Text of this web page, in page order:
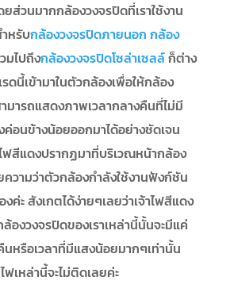
ยส่วนมากกล้องวงจรปิดที่เราใช้งาน
หรับกล้องวงจรปิดภายนอก กล้อง
มไปถึงกล้องวงจรปิดโซล่าเซลล์ก็ต่าง
ดนี้เข้ามาในตัวกล้องเพื่อให้กล้อง
มารถแสดงภาพเวลากลางคืนที่ไม่มี
ค่อนข้างน้อยออกมาได้อย่างชัดเจน
ฟสีแดงปรากฏมาที่บริเวณหน้ากล้อง
ความว่าตัวกล้องกำลังใช้งานฟังก์ชัน
ค่ะ สังเกตได้ง่ายๆเลยว่าเจ้าไฟสีแดง
องวงจรปิดของเราเหล่านี้นั้นจะมีแค่
นหรือเวลาที่มีแสงน้อยมากๆเท่านั้น
ฟเหล่านี้จะไม่ติดเลยค่ะ